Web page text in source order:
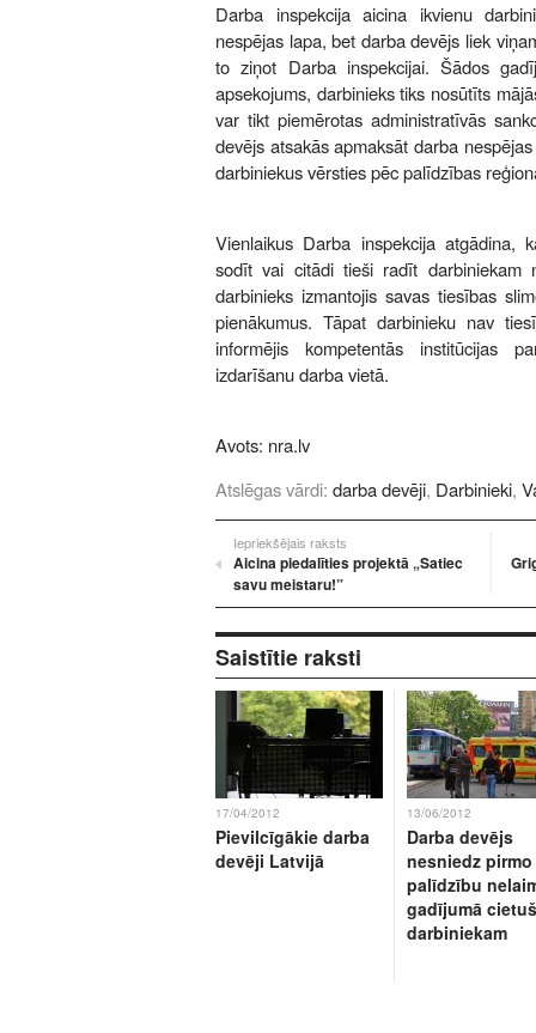
Darba inspekcija aicina ikvienu
nespējas lapa, bet darba devējs liek
to ziņot Darba inspekcijai. Šādos
apsekojums, darbinieks tiks nosūtīts
var tikt piemērotas administratīvās
devējs atsakās apmaksāt darba
darbiniekus vērsties pēc palīdzības
Vienlaikus Darba inspekcija atgādina,
sodīt vai citādi tieši radīt darbiniekam
darbinieks izmantojis savas tiesības
pienākumus. Tāpat darbinieku nav
informējis kompetentās institūcijas
izdarīšanu darba vietā.
Avots: nra.lv
Atslēgas vārdi: darba devēji, Darbinieki,
Iepriekšējais raksts
Aicina piedalīties projektā „Satiec
savu meistaru!”
Saistītie raksti
17/04/2012
Pievilcīgākie darba
devēji Latvijā
13/06/2012
Darba devējs
nesniedz pirmo
palīdzību
gadījumā
darbiniekam